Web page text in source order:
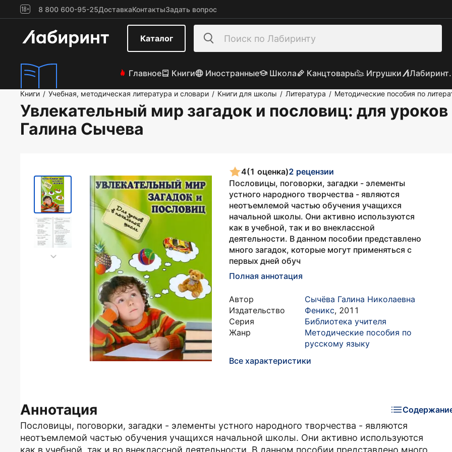
8 800 600-95-25ДоставкаКонтактыЗадать вопрос
Каталог
Главное Книги Иностранные Школа Канцтовары Игрушки
Книги / Учебная, методическая литература и словари / Книги для школы / Литература / Методические пособия по
Увлекательный мир загадок и пословиц: для
Галина Сычева
4(1 оценка)2 рецензии
Пословицы, поговорки, загадки - элементы
устного народного творчества - являются
неотъемлемой частью обучения учащихся
начальной школы. Они активно используются
как в учебной, так и во внеклассной
деятельности. В данном пособии представлено
много загадок, которые могут применяться с
первых дней обуч
Полная аннотация
Автор
Сычёва Галина Николаевна
Издательство
Феникс, 2011
Серия
Библиотека учителя
Жанр
Методические пособия по
русскому языку
Все характеристики
Аннотация
Пословицы, поговорки, загадки - элементы устного народного творчества - являются
неотъемлемой частью обучения учащихся начальной школы. Они активно используются
как в учебной, так и во внеклассной деятельности. В данном пособии представлено много